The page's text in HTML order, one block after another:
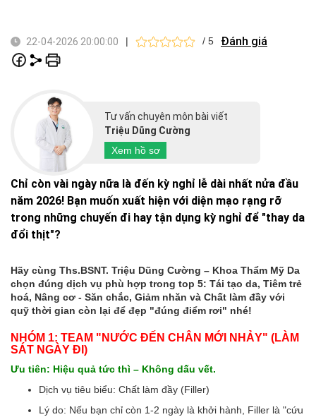
22-04-2026 20:00:00 | / 5 Đánh giá
Tư vấn chuyên môn bài viết
Triệu Dũng Cường
Xem hồ sơ
Chỉ còn vài ngày nữa là đến kỳ nghỉ lễ dài nhất nửa đầu
năm 2026! Bạn muốn xuất hiện với diện mạo rạng rỡ
trong những chuyến đi hay tận dụng kỳ nghỉ để "thay da
đổi thịt"?
Hãy cùng Ths.BSNT. Triệu Dũng Cường – Khoa Thẩm Mỹ Da
chọn đúng dịch vụ phù hợp trong top 5: Tái tạo da, Tiêm trẻ
hoá, Nâng cơ - Săn chắc, Giảm nhăn và Chất làm đầy với
quỹ thời gian còn lại để đẹp "đúng điểm rơi" nhé!
NHÓM 1: TEAM "NƯỚC ĐẾN CHÂN MỚI NHẢY" (LÀM
SÁT NGÀY ĐI)
Ưu tiên: Hiệu quả tức thì – Không dấu vết.
Dịch vụ tiêu biểu: Chất làm đầy (Filler)
Lý do: Nếu bạn chỉ còn 1-2 ngày là khởi hành, Filler là "cứu